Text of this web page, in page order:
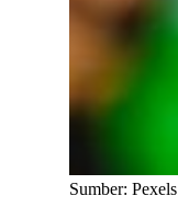
Sumber: Pexels